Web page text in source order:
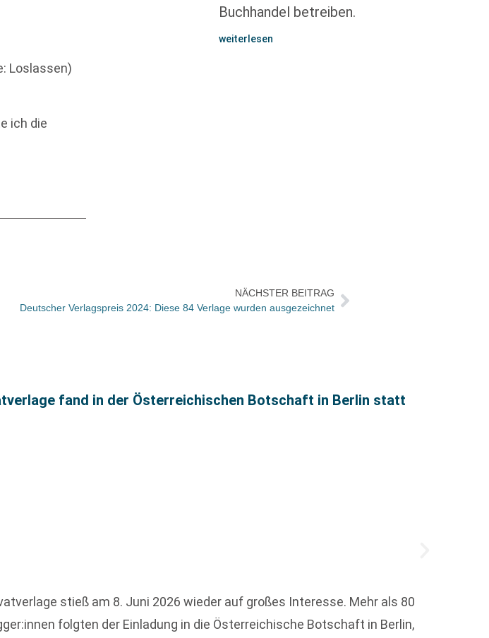
Loslassen)
ich die
Buchhandel betreiben.
weiterlesen
NÄCHSTER BEITRAG
Deutscher Verlagspreis 2024: Diese 84 Verlage wurden ausgezeichnet
fand in der Österreichischen Botschaft in Berlin statt
stieß am 8. Juni 2026 wieder auf großes Interesse. Mehr als 80
folgten der Einladung in die Österreichische Botschaft in Berlin,